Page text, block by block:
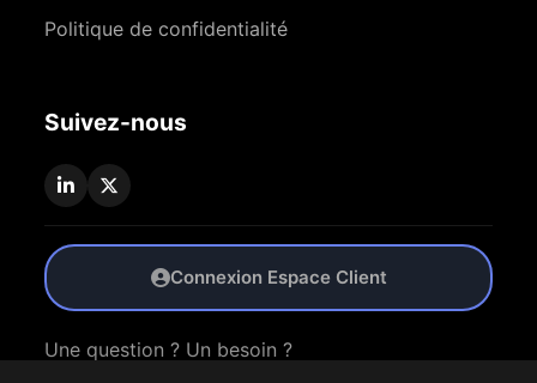
Politique de confidentialité
Suivez-nous
Connexion Espace Client
Une question ? Un besoin ?